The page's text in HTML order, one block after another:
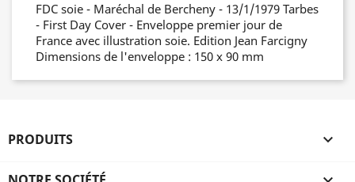
FDC soie - Maréchal de Bercheny - 13/1/1979 Tarbes
- First Day Cover - Enveloppe premier jour de
France avec illustration soie. Edition Jean Farcigny
Dimensions de l'enveloppe : 150 x 90 mm
PRODUITS 